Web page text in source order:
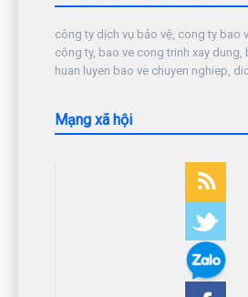
công ty dịch vụ bảo vệ, cong ty bao
công ty, bao ve cong trinh xay dung,
huan luyen bao ve chuyen nghiep,
Mạng xã hội